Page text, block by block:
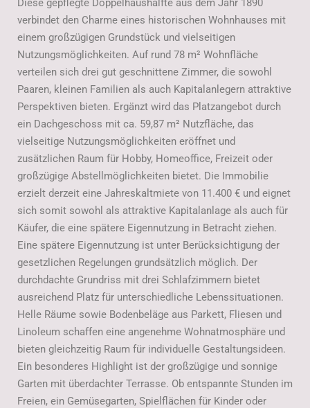
Diese gepflegte Doppelhaushälfte aus dem Jahr 1890
verbindet den Charme eines historischen Wohnhauses mit
einem großzügigen Grundstück und vielseitigen
Nutzungsmöglichkeiten. Auf rund 78 m² Wohnfläche
verteilen sich drei gut geschnittene Zimmer, die sowohl
Paaren, kleinen Familien als auch Kapitalanlegern attraktive
Perspektiven bieten. Ergänzt wird das Platzangebot durch
ein Dachgeschoss mit ca. 59,87 m² Nutzfläche, das
vielseitige Nutzungsmöglichkeiten eröffnet und
zusätzlichen Raum für Hobby, Homeoffice, Freizeit oder
großzügige Abstellmöglichkeiten bietet. Die Immobilie
erzielt derzeit eine Jahreskaltmiete von 11.400 € und eignet
sich somit sowohl als attraktive Kapitalanlage als auch für
Käufer, die eine spätere Eigennutzung in Betracht ziehen.
Eine spätere Eigennutzung ist unter Berücksichtigung der
gesetzlichen Regelungen grundsätzlich möglich. Der
durchdachte Grundriss mit drei Schlafzimmern bietet
ausreichend Platz für unterschiedliche Lebenssituationen.
Helle Räume sowie Bodenbeläge aus Parkett, Fliesen und
Linoleum schaffen eine angenehme Wohnatmosphäre und
bieten gleichzeitig Raum für individuelle Gestaltungsideen.
Ein besonderes Highlight ist der großzügige und sonnige
Garten mit überdachter Terrasse. Ob entspannte Stunden im
Freien, ein Gemüsegarten, Spielflächen für Kinder oder